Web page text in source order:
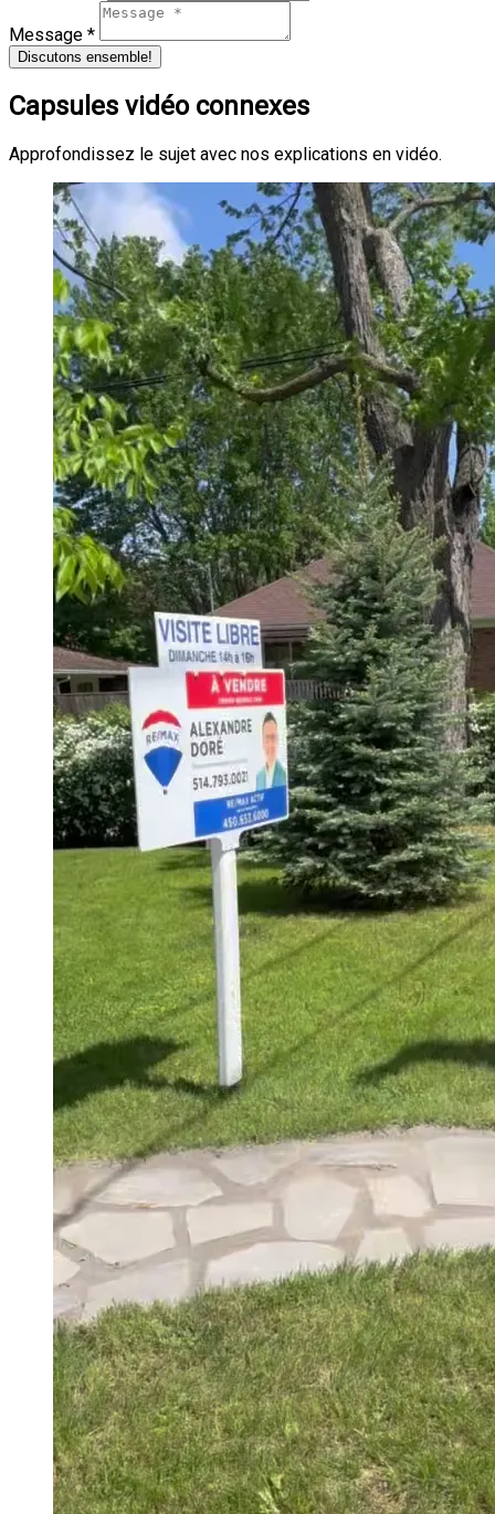
Message *
Discutons ensemble!
Capsules vidéo connexes
Approfondissez le sujet avec nos explications en vidéo.